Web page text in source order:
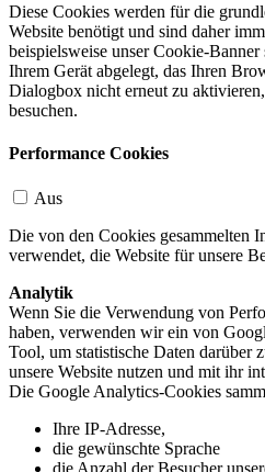
Diese Cookies werden für die
Website benötigt und sind daher
beispielsweise unser Cookie-
Ihrem Gerät abgelegt, das Ihren
Dialogbox nicht erneut zu
besuchen.
Performance Cookies
Aus
Die von den Cookies gesammelten
verwendet, die Website für unsere
Analytik
Wenn Sie die Verwendung von
haben, verwenden wir ein von
Tool, um statistische Daten darüber
unsere Website nutzen und mit ihr
Die Google Analytics-Cookies
Ihre IP-Adresse,
die gewünschte Sprache